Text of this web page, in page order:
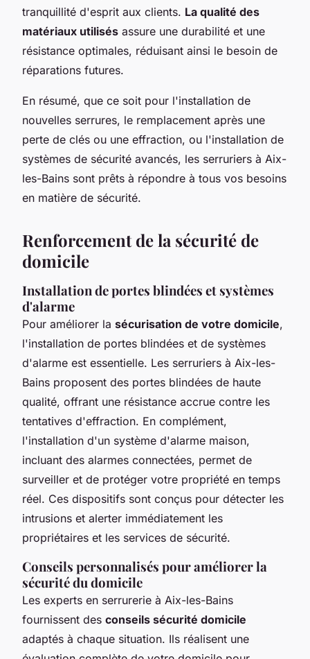
tranquillité d'esprit aux clients. La qualité des
matériaux utilisés assure une durabilité et une
résistance optimales, réduisant ainsi le besoin de
réparations futures.
En résumé, que ce soit pour l'installation de
nouvelles serrures, le remplacement après une
perte de clés ou une effraction, ou l'installation de
systèmes de sécurité avancés, les serruriers à Aix-
les-Bains sont prêts à répondre à tous vos besoins
en matière de sécurité.
Renforcement de la sécurité de
domicile
Installation de portes blindées et systèmes
d'alarme
Pour améliorer la sécurisation de votre domicile,
l'installation de portes blindées et de systèmes
d'alarme est essentielle. Les serruriers à Aix-les-
Bains proposent des portes blindées de haute
qualité, offrant une résistance accrue contre les
tentatives d'effraction. En complément,
l'installation d'un système d'alarme maison,
incluant des alarmes connectées, permet de
surveiller et de protéger votre propriété en temps
réel. Ces dispositifs sont conçus pour détecter les
intrusions et alerter immédiatement les
propriétaires et les services de sécurité.
Conseils personnalisés pour améliorer la
sécurité du domicile
Les experts en serrurerie à Aix-les-Bains
fournissent des conseils sécurité domicile
adaptés à chaque situation. Ils réalisent une